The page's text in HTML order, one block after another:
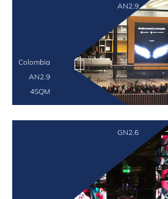
AN2.9
Colombia
GN2.6